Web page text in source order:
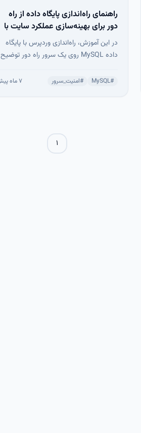
راهنمای راه‌اندازی پایگاه داده از راه
دور برای بهینه‌سازی عملکرد سایت با
MySQL روی Ubuntu
در این آموزش، راه‌اندازی وردپرس با پایگاه
داده MySQL روی یک سرور راه دور توضیح
MySQL برای اتصال امن از راه دور، ایجاد
#
MySQL
#امنیت_سرور ۷ ماه پیش
۱